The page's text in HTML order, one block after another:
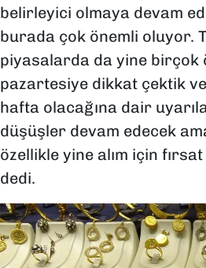
belirleyici olmaya devam
burada çok önemli oluyor.
piyasalarda da yine birçok
pazartesiye dikkat çektik ve
hafta olacağına dair
düşüşler devam edecek
özellikle yine alım için
dedi.